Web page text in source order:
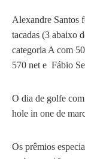
Alexandre Santos
tacadas (3 abaixo
categoria A com
570 net e Fábio
O dia de golfe
hole in one de
Os prêmios